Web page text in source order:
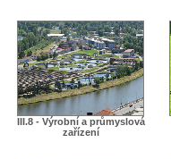
III.8 - Výrobní a průmyslová
zařízení